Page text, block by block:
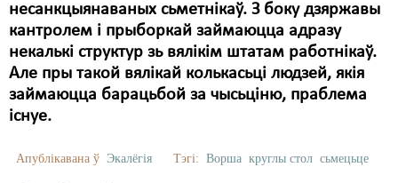
несанкцыянаваных сьметнікаў. З боку дзяржавы
кантролем і прыборкай займаюцца адразу
некалькі структур зь вялікім штатам работнікаў.
Але пры такой вялікай колькасьці людзей, якія
займаюцца барацьбой за чысьціню, праблема
існуе.
Апублікавана ў Экалёгія Тэгі: Ворша круглы стол сьмецьце
Палітвязьні
Праваабаронцы
Правы дзіцяці
Пэнітэнцыярная сыстэма
Распальваньне варожасьці